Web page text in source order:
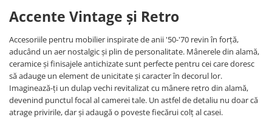
Accente Vintage și Retro
Accesoriile pentru mobilier inspirate de anii '50-'70 revin în forță,
aducând un aer nostalgic și plin de personalitate. Mânerele din alamă,
ceramice și finisajele antichizate sunt perfecte pentru cei care doresc
să adauge un element de unicitate și caracter în decorul lor.
Imaginează-ți un dulap vechi revitalizat cu mânere retro din alamă,
devenind punctul focal al camerei tale. Un astfel de detaliu nu doar că
atrage privirile, dar și adaugă o poveste fiecărui colț al casei.